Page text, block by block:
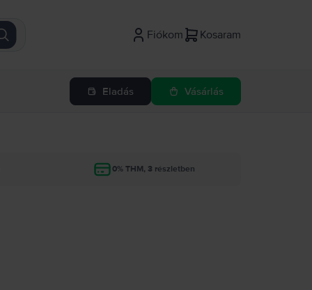
Fiókom Kosaram
Eladás Vásárlás
0% THM, 3 részletben